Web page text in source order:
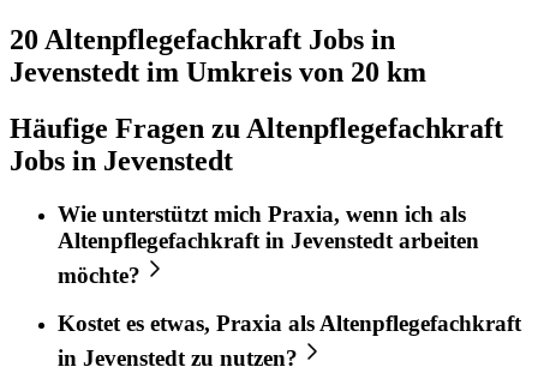
20 Altenpflegefachkraft Jobs in
Jevenstedt im Umkreis von 20 km
Häufige Fragen zu Altenpflegefachkraft
Jobs in Jevenstedt
Wie unterstützt mich Praxia, wenn ich als
Altenpflegefachkraft in Jevenstedt arbeiten
möchte?
Kostet es etwas, Praxia alsAltenpflegefachkraft
in Jevenstedtzu nutzen?